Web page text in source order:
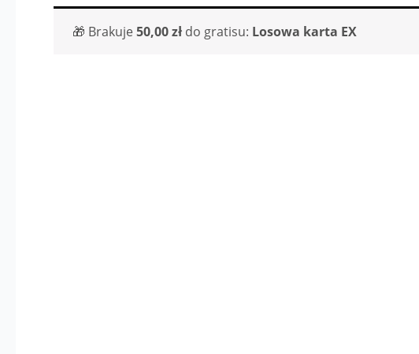
🎁 Brakuje 50,00zł do gratisu: Losowa karta EX